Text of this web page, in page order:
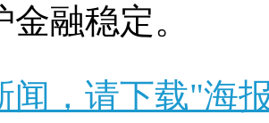
融稳定。
闻，请下载"海